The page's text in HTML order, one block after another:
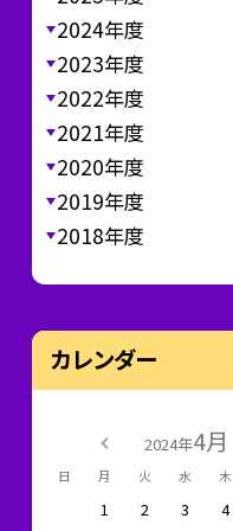
2024年度
2023年度
2022年度
2021年度
2020年度
2019年度
2018年度
カレンダー
2024年4月
日 月 火 水 木
1 2 3 4